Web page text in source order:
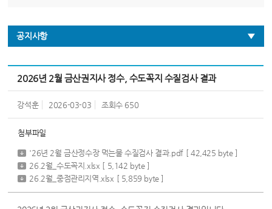
공지사항
2026년 2월 금산권지사 정수, 수도꼭지 수질검사 결과
강석훈 2026-03-03 조회수 650
첨부파일
'26년 2월 금산정수장 먹는물 수질검사 결과.pdf [ 42,425 byte ]
26.2월_수도꼭지.xlsx [ 5,142 byte ]
26.2월_중점관리지역.xlsx [ 5,859 byte ]